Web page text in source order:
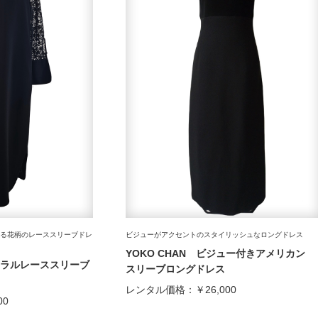
花柄のレーススリーブドレ
ルレーススリーブ
ビジューがアクセントのスタイリッシュなロングドレス
YOKO CHAN ビジュー付きアメリカン
スリーブロングドレス
レンタル価格： ￥26,000